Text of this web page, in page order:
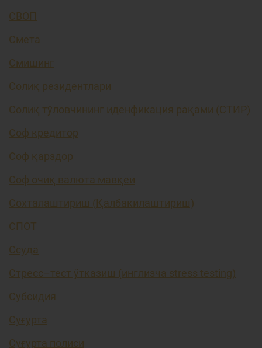
СВОП
Смета
Смишинг
Солиқ резидентлари
Солиқ тўловчининг иденфикация рақами (СТИР)
Соф кредитор
Соф қарздор
Соф очиқ валюта мавқеи
Сохталаштириш (Қалбакилаштириш)
СПОТ
Ссуда
Стресс–тест ўтказиш (инглизча stress testing)
Субсидия
Суғурта
Суғурта полиси